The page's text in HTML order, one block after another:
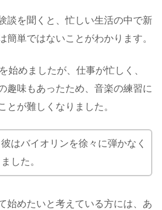
談を聞くと、忙しい生活の中で新
簡単ではないことがわかります。
始めましたが、仕事が忙しく、
趣味もあったため、音楽の練習に
とが難しくなりました。
はバイオリンを徐々に弾かなく
した。
始めたいと考えている方には、あ